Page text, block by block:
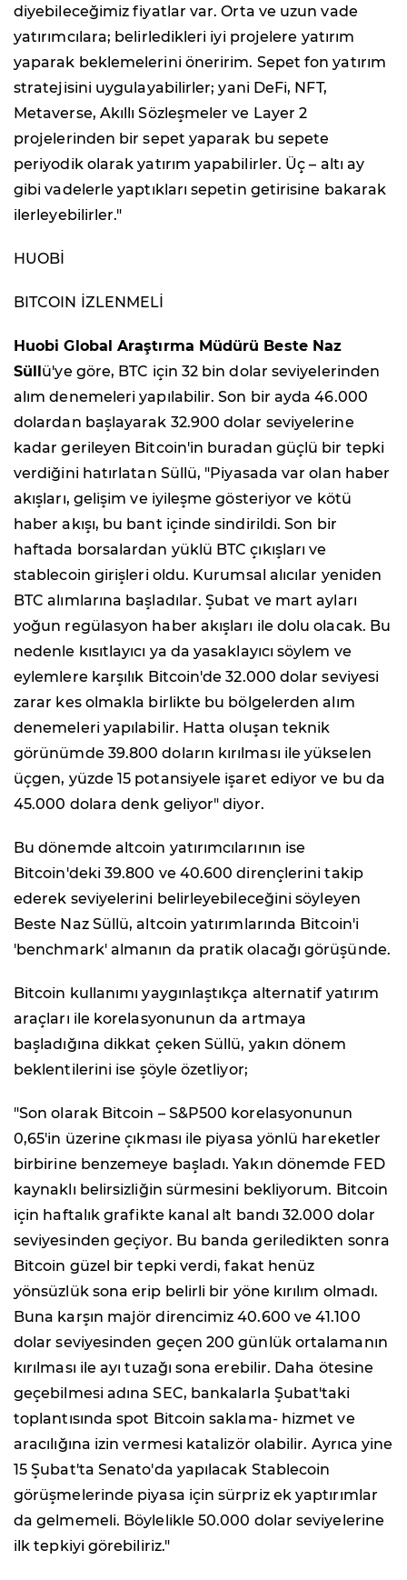
diyebileceğimiz fiyatlar var. Orta ve uzun vade
yatırımcılara; belirledikleri iyi projelere yatırım
yaparak beklemelerini öneririm. Sepet fon yatırım
stratejisini uygulayabilirler; yani DeFi, NFT,
Metaverse, Akıllı Sözleşmeler ve Layer 2
projelerinden bir sepet yaparak bu sepete
periyodik olarak yatırım yapabilirler. Üç – altı ay
gibi vadelerle yaptıkları sepetin getirisine bakarak
ilerleyebilirler."
HUOBİ
BITCOIN İZLENMELİ
Huobi Global Araştırma Müdürü Beste Naz
Süllü'ye göre, BTC için 32 bin dolar seviyelerinden
alım denemeleri yapılabilir. Son bir ayda 46.000
dolardan başlayarak 32.900 dolar seviyelerine
kadar gerileyen Bitcoin'in buradan güçlü bir tepki
verdiğini hatırlatan Süllü, "Piyasada var olan haber
akışları, gelişim ve iyileşme gösteriyor ve kötü
haber akışı, bu bant içinde sindirildi. Son bir
haftada borsalardan yüklü BTC çıkışları ve
stablecoin girişleri oldu. Kurumsal alıcılar yeniden
BTC alımlarına başladılar. Şubat ve mart ayları
yoğun regülasyon haber akışları ile dolu olacak. Bu
nedenle kısıtlayıcı ya da yasaklayıcı söylem ve
eylemlere karşılık Bitcoin'de 32.000 dolar seviyesi
zarar kes olmakla birlikte bu bölgelerden alım
denemeleri yapılabilir. Hatta oluşan teknik
görünümde 39.800 doların kırılması ile yükselen
üçgen, yüzde 15 potansiyele işaret ediyor ve bu da
45.000 dolara denk geliyor" diyor.
Bu dönemde altcoin yatırımcılarının ise
Bitcoin'deki 39.800 ve 40.600 dirençlerini takip
ederek seviyelerini belirleyebileceğini söyleyen
Beste Naz Süllü, altcoin yatırımlarında Bitcoin'i
'benchmark' almanın da pratik olacağı görüşünde.
Bitcoin kullanımı yaygınlaştıkça alternatif yatırım
araçları ile korelasyonunun da artmaya
başladığına dikkat çeken Süllü, yakın dönem
beklentilerini ise şöyle özetliyor;
"Son olarak Bitcoin – S&P500 korelasyonunun
0,65'in üzerine çıkması ile piyasa yönlü hareketler
birbirine benzemeye başladı. Yakın dönemde FED
kaynaklı belirsizliğin sürmesini bekliyorum. Bitcoin
için haftalık grafikte kanal alt bandı 32.000 dolar
seviyesinden geçiyor. Bu banda geriledikten sonra
Bitcoin güzel bir tepki verdi, fakat henüz
yönsüzlük sona erip belirli bir yöne kırılım olmadı.
Buna karşın majör direncimiz 40.600 ve 41.100
dolar seviyesinden geçen 200 günlük ortalamanın
kırılması ile ayı tuzağı sona erebilir. Daha ötesine
geçebilmesi adına SEC, bankalarla Şubat'taki
toplantısında spot Bitcoin saklama- hizmet ve
aracılığına izin vermesi katalizör olabilir. Ayrıca yine
15 Şubat'ta Senato'da yapılacak Stablecoin
görüşmelerinde piyasa için sürpriz ek yaptırımlar
da gelmemeli. Böylelikle 50.000 dolar seviyelerine
ilk tepkiyi görebiliriz."